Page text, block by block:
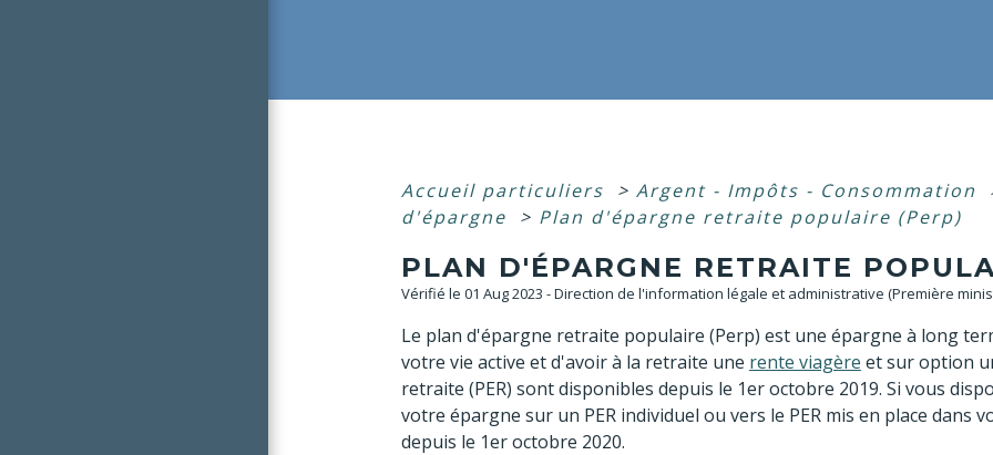
Accueil particuliers > Argent - Impôts - Consommation
d'épargne
> Plan d'épargne retraite populaire (Perp)
PLAN D'ÉPARGNE RETRAITE
Vérifié le 01 Aug 2023 - Direction de l'information légale et administrative (Première
Le plan d'épargne retraite populaire (Perp) est une épargne à long
votre vie active et d'avoir à la retraite une rente viagère et sur option
retraite (PER) sont disponibles depuis le 1eroctobre 2019. Si vous
votre épargne sur un PER individuel ou vers le PER mis en place
depuis le 1eroctobre 2020.